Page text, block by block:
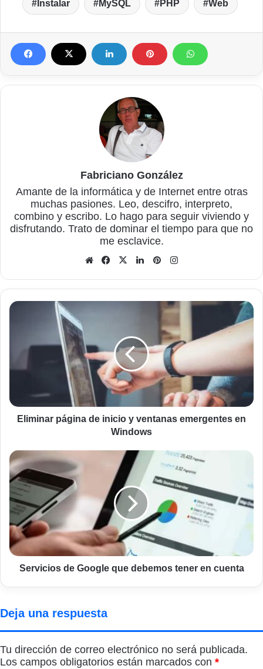
Instalar MySQL PHP Web
Fabriciano González
Amante de la informática y de Internet entre otras
muchas pasiones. Leo, descifro, interpreto,
combino y escribo. Lo hago para seguir viviendo y
disfrutando. Trato de dominar el tiempo para que no
me esclavice.
Sitio
Facebook
X LinkedInPinterest
Eliminar
inicio
ventanas
Windows
Eliminar página de inicio y ventanas emergentes en
Windows
Servicios
de
Google
que
debemos
tener
en
cuenta
Servicios de Google que debemos tener en cuenta
Deja una respuesta
Tu dirección de correo electrónico no será publicada.
Los campos obligatorios están marcados con *